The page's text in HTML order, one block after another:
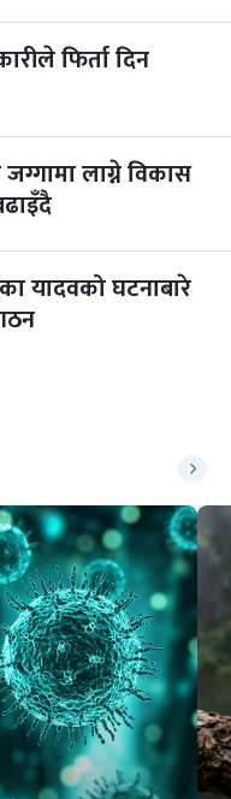
फिर्ता दिन
जग्गामा लाग्ने विकास
यादवको घटनाबारे